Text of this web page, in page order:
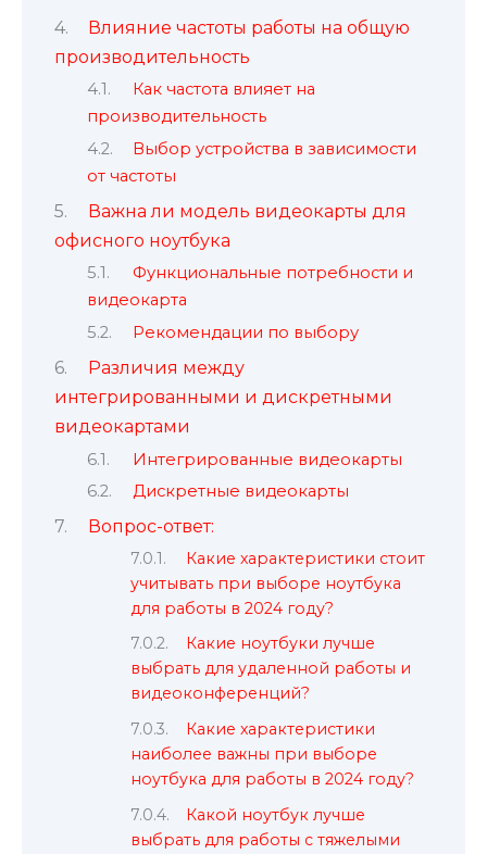
Влияние частоты работы на общую
производительность
Как частота влияет на
производительность
Выбор устройства в зависимости
от частоты
Важна ли модель видеокарты для
офисного ноутбука
Функциональные потребности и
видеокарта
Рекомендации по выбору
Различия между
интегрированными и дискретными
видеокартами
Интегрированные видеокарты
Дискретные видеокарты
Вопрос-ответ:
Какие характеристики стоит
учитывать при выборе ноутбука
для работы в 2024 году?
Какие ноутбуки лучше
выбрать для удаленной работы и
видеоконференций?
Какие характеристики
наиболее важны при выборе
ноутбука для работы в 2024 году?
Какой ноутбук лучше
выбрать для работы с тяжелыми